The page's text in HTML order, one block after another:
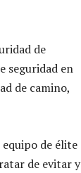
de
seguridad en
de camino,
de élite
de evitar y